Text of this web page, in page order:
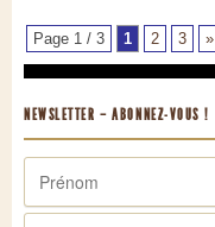
Page 1 / 3 1 2 3 »
NEWSLETTER – ABONNEZ-VOUS !